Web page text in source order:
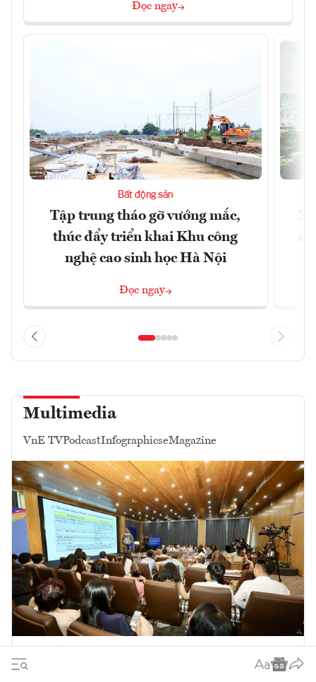
Đọc ngay
Bất động sản
Tập trung tháo gỡ vướng mắc,
thúc đẩy triển khai Khu công
nghệ cao sinh học Hà Nội
Đọc ngay
Multimedia
VnE TVPodcastInfographicseMagazine